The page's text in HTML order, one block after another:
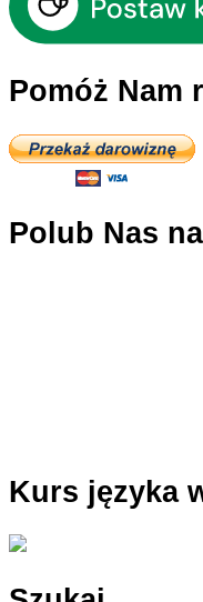
Pomóż Nam
Polub Nas
Kurs języka